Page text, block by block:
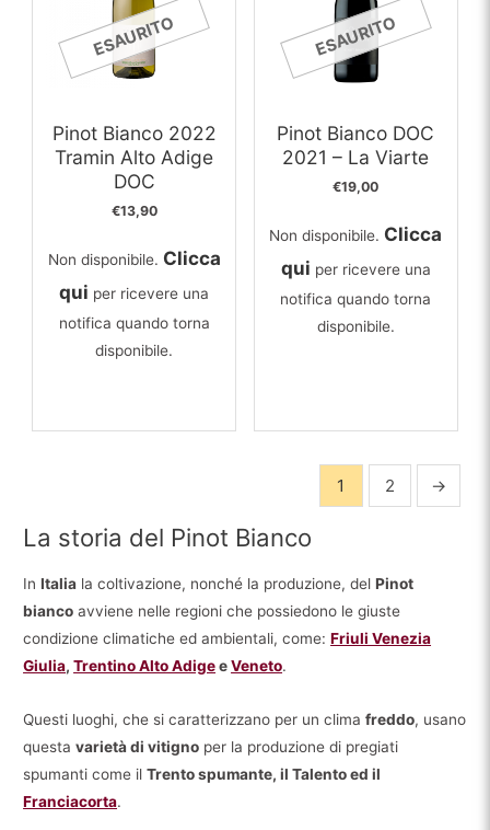
ESAURITO
Pinot Bianco 2022
Tramin Alto Adige
DOC
€13,90
Non disponibile. Clicca
qui per ricevere una
notifica quando torna
disponibile.
ESAURITO
Pinot Bianco DOC
2021 – La Viarte
€19,00
Non disponibile. Clicca
qui per ricevere una
notifica quando torna
disponibile.
1 2 →
La storia del Pinot Bianco
InItalia la coltivazione, nonché la produzione, delPinot
bianco avviene nelle regioni che possiedono le giuste
condizione climatiche ed ambientali, come:Friuli Venezia
Giulia,Trentino Alto AdigeeVeneto.
Questi luoghi, che si caratterizzano per un climafreddo, usano
questavarietà di vitigno per la produzione di pregiati
spumanti come ilTrento spumante, il Talento ed il
Franciacorta.